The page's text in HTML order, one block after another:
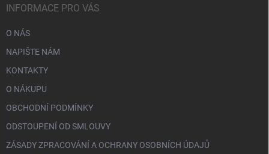
INFORMACE PRO VÁS
O NÁS
NAPIŠTE NÁM
KONTAKTY
O NÁKUPU
OBCHODNÍ PODMÍNKY
ODSTOUPENÍ OD SMLOUVY
ZÁSADY ZPRACOVÁNÍ A OCHRANY OSOBNÍCH ÚDAJŮ